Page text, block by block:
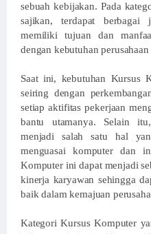
sebuah kebijakan. Pada
sajikan, terdapat
memiliki tujuan dan
dengan kebutuhan
Saat ini, kebutuhan Kursus
seiring dengan
setiap aktifitas pekerjaan
bantu utamanya. Selain
menjadi salah satu hal
menguasai komputer dan
Komputer ini dapat menjadi
kinerja karyawan sehingga
baik dalam kemajuan
Kategori Kursus Komputer